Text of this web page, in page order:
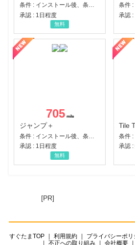
条件 : インストール後、条件達成
承認 : 1日程度
無料
承認
705
ジャンプ＋
承認 : 1日程度
無料
条件 :
承認
[PR]
すぐたまTOP 利用規約 プライバシーポリ
不正への取り組み
会社概要